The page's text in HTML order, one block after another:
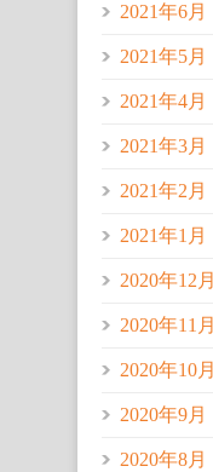
2021年6月
2021年5月
2021年4月
2021年3月
2021年2月
2021年1月
2020年12月
2020年11月
2020年10月
2020年9月
2020年8月